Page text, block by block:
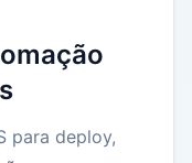
para deploy,